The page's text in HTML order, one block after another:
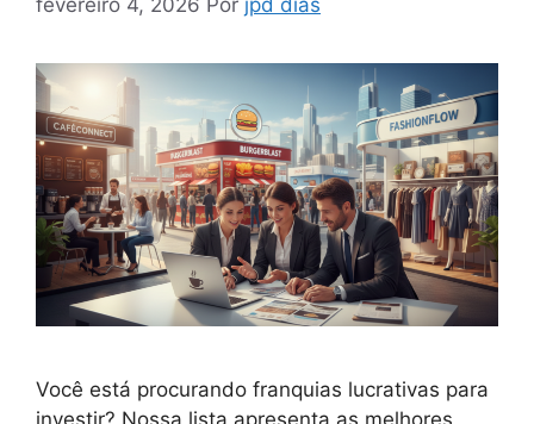
Você está procurando franquias lucrativas para